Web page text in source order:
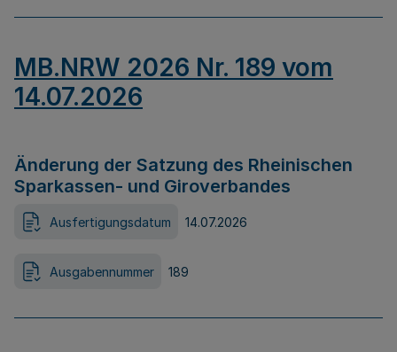
MB.NRW 2026 Nr. 189 vom
14.07.2026
Änderung der Satzung des Rheinischen
Sparkassen- und Giroverbandes
Ausfertigungsdatum 14.07.2026
Ausgabennummer 189